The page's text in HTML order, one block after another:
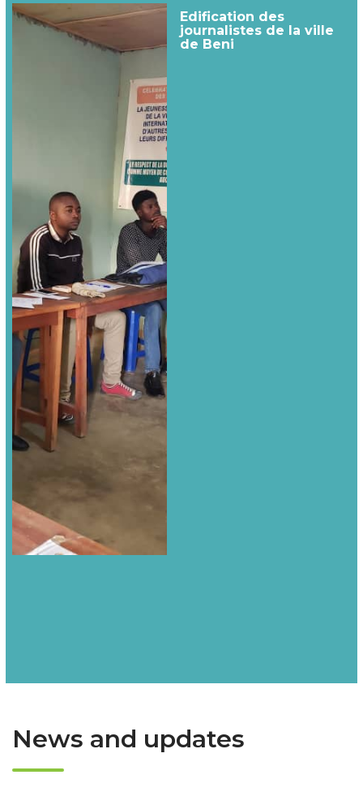
Edification des
journalistes de la ville
de Beni
News and updates